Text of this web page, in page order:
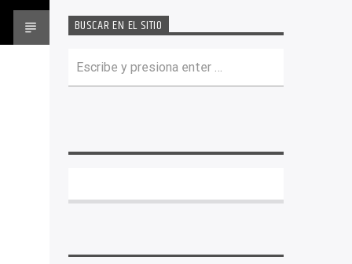
BUSCAR EN EL SITIO